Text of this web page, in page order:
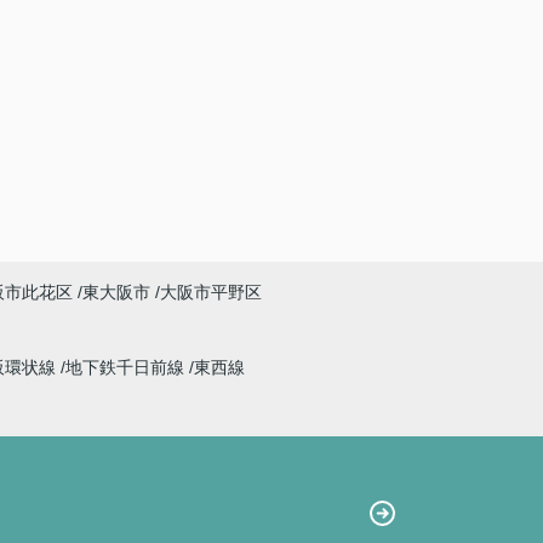
市此花区 東大阪市 大阪市平野区
環状線 地下鉄千日前線 東西線